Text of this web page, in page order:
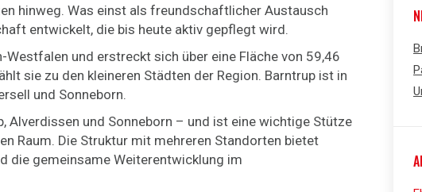
hinweg. Was einst als freundschaftlicher Austausch
entwickelt, die bis heute aktiv gepflegt wird.
und erstreckt sich über eine Fläche von 59,46
sie zu den kleineren Städten der Region. Barntrup ist in
und Sonneborn.
Alverdissen und Sonneborn – und ist eine wichtige Stütze
Raum. Die Struktur mit mehreren Standorten bietet
die gemeinsame Weiterentwicklung im